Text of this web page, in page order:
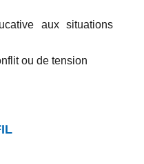
aux situations
ou de tension